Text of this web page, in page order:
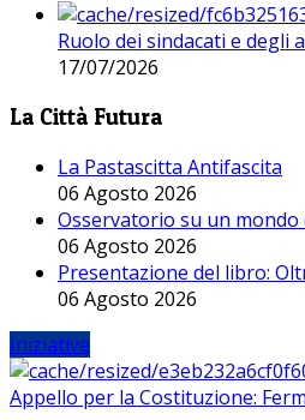
Ruolo dei sindacati e degli
17/07/2026
La Città Futura
La Pastascitta Antifascita
06 Agosto 2026
Osservatorio su un mondo
06 Agosto 2026
Presentazione del libro:
06 Agosto 2026
Iniziative
Appello per la Costituzione: